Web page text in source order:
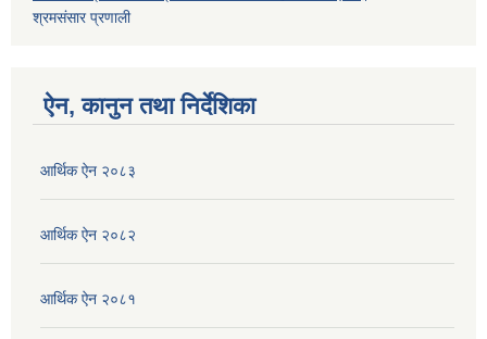
श्रमसंसार प्रणाली
ऐन, कानुन तथा निर्देशिका
आर्थिक ऐन २०८३
आर्थिक ऐन २०८२
आर्थिक ऐन २०८१